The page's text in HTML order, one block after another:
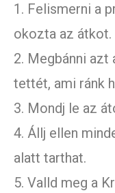
1. Felismerni a
okozta az átkot.
2. Megbánni
tettét, ami ránk
3. Mondj le az
4. Állj ellen
alatt tarthat.
5. Valld meg a